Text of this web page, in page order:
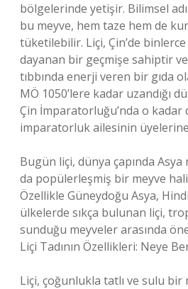
bölgelerinde yetişir. Bilimsel
bu meyve, hem taze hem de
tüketilebilir. Liçi, Çin’de binlerce
dayanan bir geçmişe sahiptir
tıbbında enerji veren bir gıda
MÖ 1050’lere kadar uzandığı
Çin İmparatorluğu’nda o kadar
imparatorluk ailesinin
Bugün liçi, dünya çapında Asya
da popülerleşmiş bir meyve
Özellikle Güneydoğu Asya,
ülkelerde sıkça bulunan liçi,
sunduğu meyveler arasında
Liçi Tadının Özellikleri: Neye
Liçi, çoğunlukla tatlı ve sulu bir